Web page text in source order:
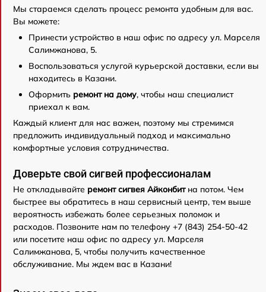
Мы стараемся сделать процесс ремонта удобным для вас.
Вы можете:
Принести устройство в наш офис по адресу ул. Марселя
Салимжанова, 5.
Воспользоваться услугой курьерской доставки, если вы
находитесь в Казани.
Оформить ремонт на дому, чтобы наш специалист
приехал к вам.
Каждый клиент для нас важен, поэтому мы стремимся
предложить индивидуальный подход и максимально
комфортные условия сотрудничества.
Доверьте свой сигвей профессионалам
Не откладывайте ремонт сигвея Айконбитна потом. Чем
быстрее вы обратитесь в наш сервисный центр, тем выше
вероятность избежать более серьезных поломок и
расходов. Позвоните нам по телефону +7 (843) 254-50-42
или посетите наш офис по адресу ул. Марселя
Салимжанова, 5, чтобы получить качественное
обслуживание. Мы ждем вас в Казани!